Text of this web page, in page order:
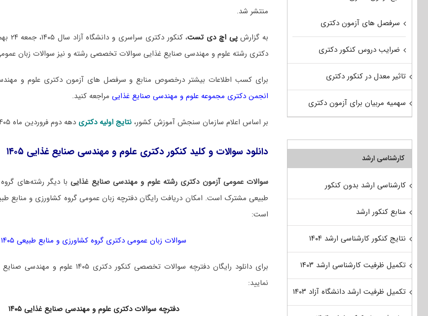
منتشر شد.
به گزارشپی اچ دی تست
،
دکتری رشته علوم و مهندسی صنایع غذایی سوالات تخصصی رشته و نیز سوالات زبان
برای کسب اطلاعات بیشتر درخصوص منابع و سرفصل های آزمون دکتری علوم و
انجمن دکتری مجموعه علوم و مهندسی صنایع غذاییمراجعه کنید.
بر اساس اعلام سازمان سنجش آموزش کشور، نتایج اولیه دکتری دهه دوم فروردین ماه ۱۴۰۵ اعلام خواهد شد.
دانلود سوالات و کلید کنکور دکتری علوم و مهندسی صنایع غذایی ۱۴۰۵
سوالات عمومی آزمون دکتری رشته علوم و مهندسی صنایع غذاییبا دیگر رشته‌های
طبیعی مشترک است. امکان دریافت رایگان دفترچه زبان عمومی گروه کشاورزی و منابع
است:
سوالات زبان عمومی دکتری گروه کشاورزی و منابع طبیعی ۱۴۰۵
برای دانلود رایگان دفترچه سوالات تخصصی کنکور
نمایید:
دفترچه سوالات دکتریعلوم و مهندسی صنایع غذایی ۱۴۰۵
سرفصل های آزمون دکتری
ضرایب دروس کنکور دکتری
تاثیر معدل در کنکور دکتری
سهمیه مربیان برای آزمون دکتری
کارشناسی ارشد
کارشناسی ارشد بدون کنکور
منابع کنکور ارشد
نتایج کنکور کارشناسی ارشد ۱۴۰۴
تکمیل ظرفیت کارشناسی ارشد ۱۴۰۳
تکمیل ظرفیت ارشد دانشگاه آزاد ۱۴۰۳